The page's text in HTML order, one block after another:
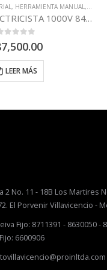
, HERRAMIENTA MANUAL ,
ALICATE 8 ELECTRICISTA 1000V 84002 STANLEY
out of 5
LEER MÁS
2 No. 11 - 18B Los Martires
El Porvenir Villavicencio -
Fijo: 8711391 - 8630050 -
6600906